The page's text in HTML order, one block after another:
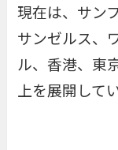
現在は、サン
サンゼルス、
ル、香港、東
上を展開して